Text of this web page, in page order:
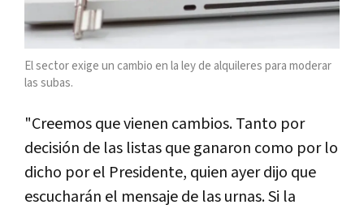
El sector exige un cambio en la ley de alquileres para moderar
las subas.
"Creemos que vienen cambios. Tanto por
decisión de las listas que ganaron como por lo
dicho por el Presidente, quien ayer dijo que
escucharán el mensaje de las urnas. Si la